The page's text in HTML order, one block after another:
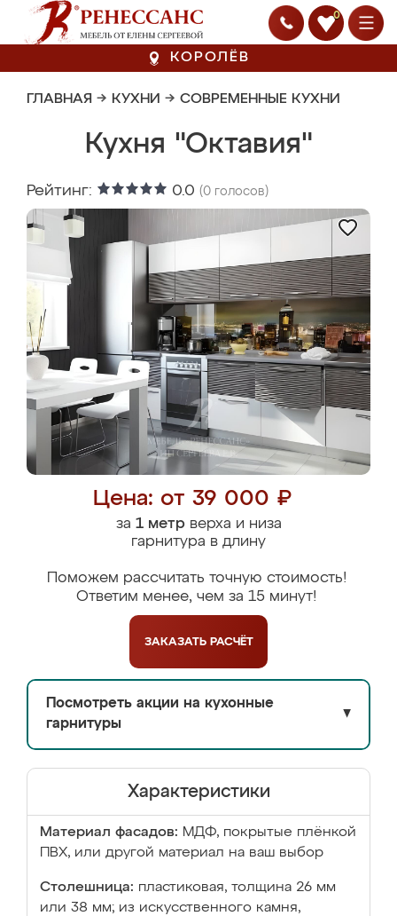
0
КОРОЛЁВ
ГЛАВНАЯ → КУХНИ → СОВРЕМЕННЫЕ КУХНИ
Кухня "Октавия"
Рейтинг: 0.0 (0 голосов)
Цена: от 39 000 ₽
за 1 метрверха и низа
гарнитура в длину
Поможем рассчитать точную стоимость!
Ответим менее, чем за 15 минут!
ЗАКАЗАТЬ РАСЧЁТ
Посмотреть акции на кухонные
гарнитуры
▼
Характеристики
Материал фасадов: МДФ, покрытые плёнкой
ПВХ, или другой материал на ваш выбор
Столешница: пластиковая, толщина 26 мм
или 38 мм; из искусственного камня,